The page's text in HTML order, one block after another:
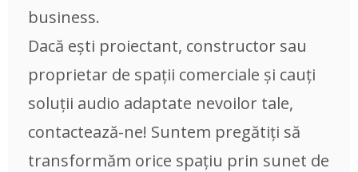
business.
Dacă ești proiectant, constructor sau
proprietar de spații comerciale și cauți
soluții audio adaptate nevoilor tale,
contactează-ne! Suntem pregătiți să
transformăm orice spațiu prin sunet de